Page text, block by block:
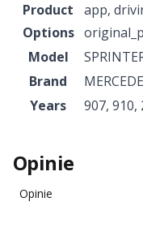
Product
Options
app,
Model
Brand
Years
907, 910,
Opinie
Opinie